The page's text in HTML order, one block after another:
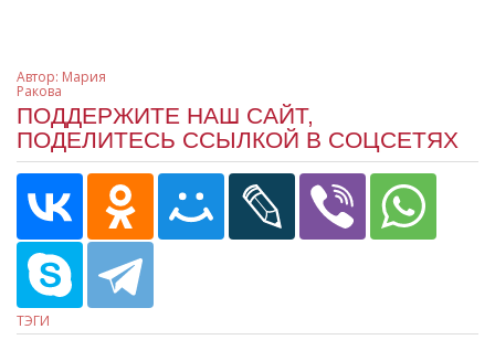
Автор: Мария
Ракова
ПОДДЕРЖИТЕ НАШ САЙТ,
ПОДЕЛИТЕСЬ ССЫЛКОЙ В СОЦСЕТЯХ
ТЭГИ